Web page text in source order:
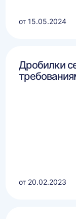
от 15.05.2024
Дробилки
от 20.02.2023